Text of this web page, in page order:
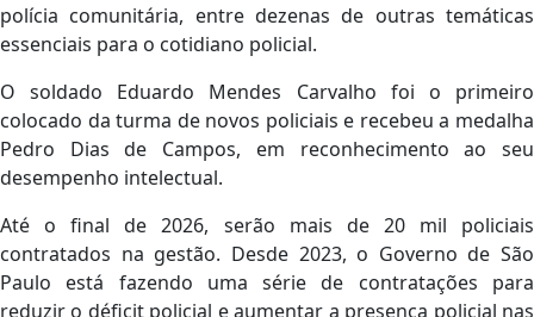
polícia comunitária, entre dezenas de outras temáticas
essenciais para o cotidiano policial.
O soldado Eduardo Mendes Carvalho foi o primeiro
colocado da turma de novos policiais e recebeu a medalha
Pedro Dias de Campos, em reconhecimento ao seu
desempenho intelectual.
Até o final de 2026, serão mais de 20 mil policiais
contratados na gestão. Desde 2023, o Governo de São
Paulo está fazendo uma série de contratações para
reduzir o déficit policial e aumentar a presença policial nas